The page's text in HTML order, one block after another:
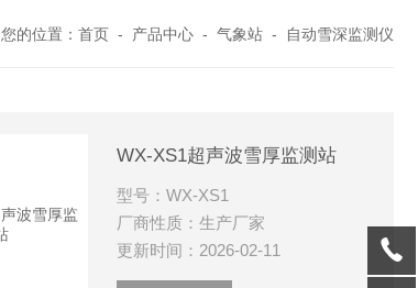
您的位置： 首页 - 产品中心 - 气象站 - 自动雪深监测仪
WX-XS1超声波雪厚监测站
型号：WX-XS1
厂商性质：生产厂家
更新时间：2026-02-11